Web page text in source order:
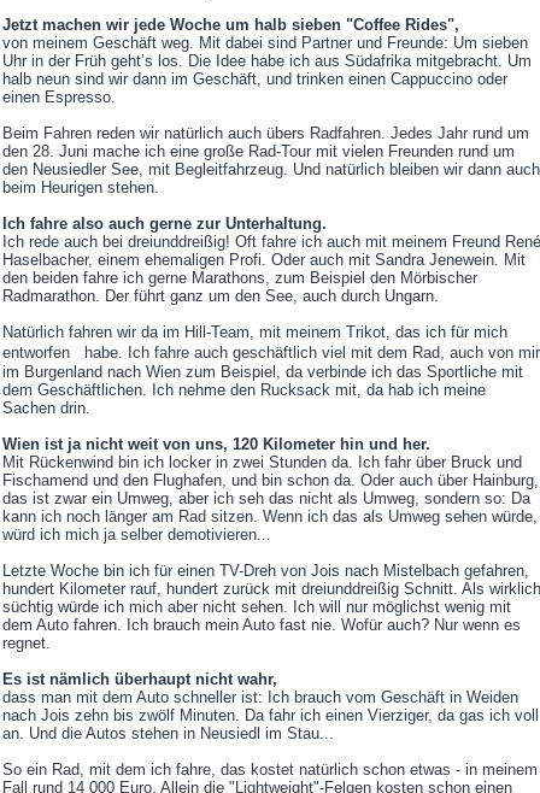
Jetzt machen wir jede Woche um halb sieben "Coffee Rides",
von meinem Geschäft weg. Mit dabei sind Partner und Freunde: Um sieben
Uhr in der Früh geht’s los. Die Idee habe ich aus Südafrika mitgebracht. Um
halb neun sind wir dann im Geschäft, und trinken einen Cappuccino oder
einen Espresso.
Beim Fahren reden wir natürlich auch übers Radfahren. Jedes Jahr rund um
den 28. Juni mache ich eine große Rad-Tour mit vielen Freunden rund um
den Neusiedler See, mit Begleitfahrzeug. Und natürlich bleiben wir dann auch
beim Heurigen stehen.
Ich fahre also auch gerne zur Unterhaltung.
Ich rede auch bei dreiunddreißig! Oft fahre ich auch mit meinem Freund René
Haselbacher, einem ehemaligen Profi. Oder auch mit Sandra Jenewein. Mit
den beiden fahre ich gerne Marathons, zum Beispiel den Mörbischer
Radmarathon. Der führt ganz um den See, auch durch Ungarn.
Natürlich fahren wir da im Hill-Team, mit meinem Trikot, das ich für mich
entworfen habe. Ich fahre auch geschäftlich viel mit dem Rad, auch von mir
im Burgenland nach Wien zum Beispiel, da verbinde ich das Sportliche mit
dem Geschäftlichen. Ich nehme den Rucksack mit, da hab ich meine
Sachen drin.
Wien ist ja nicht weit von uns, 120 Kilometer hin und her.
Mit Rückenwind bin ich locker in zwei Stunden da. Ich fahr über Bruck und
Fischamend und den Flughafen, und bin schon da. Oder auch über Hainburg,
das ist zwar ein Umweg, aber ich seh das nicht als Umweg, sondern so: Da
kann ich noch länger am Rad sitzen. Wenn ich das als Umweg sehen würde,
würd ich mich ja selber demotivieren...
Letzte Woche bin ich für einen TV-Dreh von Jois nach Mistelbach gefahren,
hundert Kilometer rauf, hundert zurück mit dreiunddreißig Schnitt. Als wirklich
süchtig würde ich mich aber nicht sehen. Ich will nur möglichst wenig mit
dem Auto fahren. Ich brauch mein Auto fast nie. Wofür auch? Nur wenn es
regnet.
Es ist nämlich überhaupt nicht wahr,
dass man mit dem Auto schneller ist: Ich brauch vom Geschäft in Weiden
nach Jois zehn bis zwölf Minuten. Da fahr ich einen Vierziger, da gas ich voll
an. Und die Autos stehen in Neusiedl im Stau...
So ein Rad, mit dem ich fahre, das kostet natürlich schon etwas - in meinem
Fall rund 14 000 Euro. Allein die "Lightweight"-Felgen kosten schon einen